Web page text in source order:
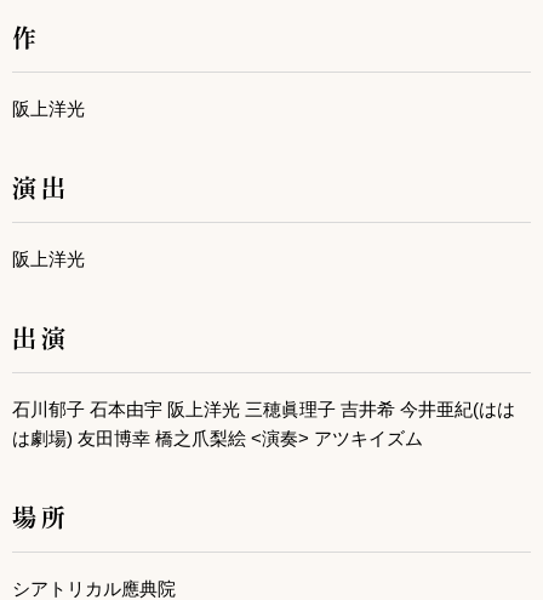
作
阪上洋光
演出
阪上洋光
出演
石川郁子 石本由宇 阪上洋光 三穂眞理子 吉井希 今井亜紀(はは
は劇場) 友田博幸 橋之爪梨絵 <演奏> アツキイズム
場所
シアトリカル應典院